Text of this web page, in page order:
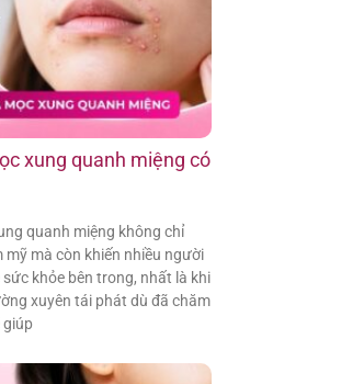
xung quanh miệng có
quanh miệng không chỉ
mà còn khiến nhiều người
sức khỏe bên trong, nhất là khi
xuyên tái phát dù đã chăm
giúp